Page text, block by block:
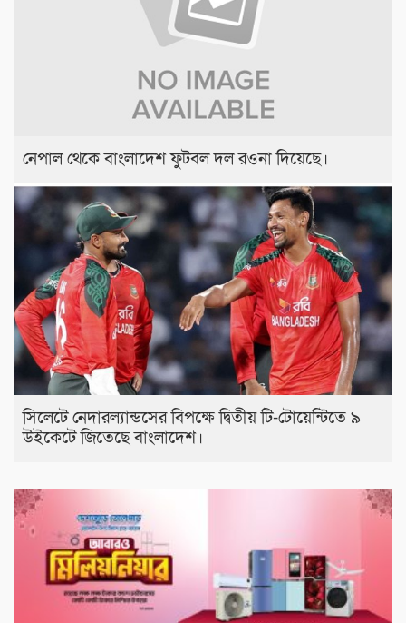
নেপাল থেকে বাংলাদেশ ফুটবল দল রওনা দিয়েছে।
সিলেটে নেদারল্যান্ডসের বিপক্ষে দ্বিতীয় টি-টোয়েন্টিতে ৯
উইকেটে জিতেছে বাংলাদেশ।